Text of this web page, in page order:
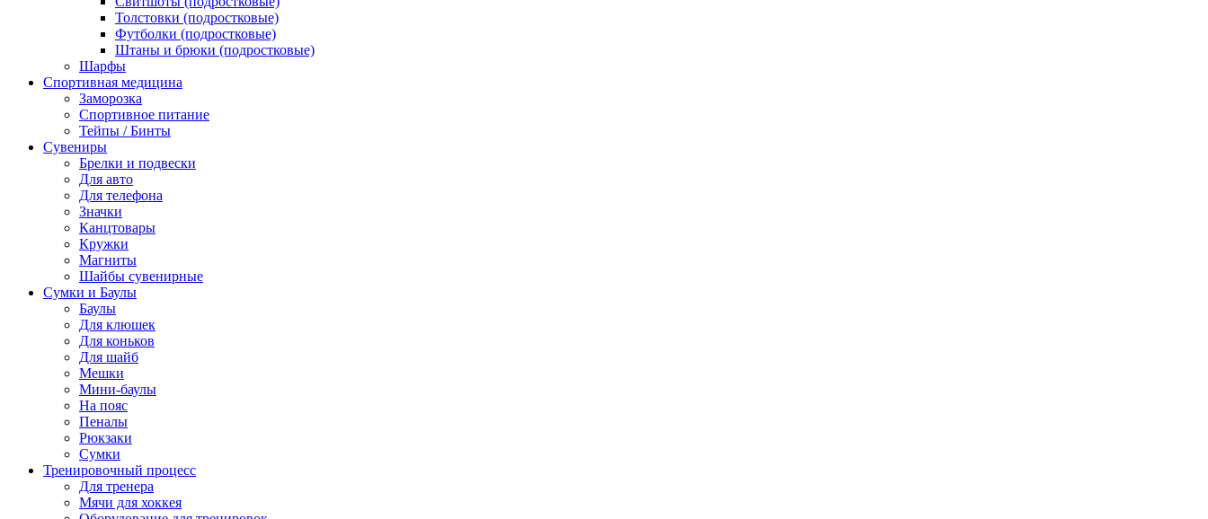
Толстовки (подростковые)
Футболки (подростковые)
Штаны и брюки (подростковые)
Шарфы
Спортивная медицина
Заморозка
Спортивное питание
Тейпы / Бинты
Сувениры
Брелки и подвески
Для авто
Для телефона
Значки
Канцтовары
Кружки
Магниты
Шайбы сувенирные
Сумки и Баулы
Баулы
Для клюшек
Для коньков
Для шайб
Мешки
Мини-баулы
На пояс
Пеналы
Рюкзаки
Сумки
Тренировочный процесс
Для тренера
Мячи для хоккея